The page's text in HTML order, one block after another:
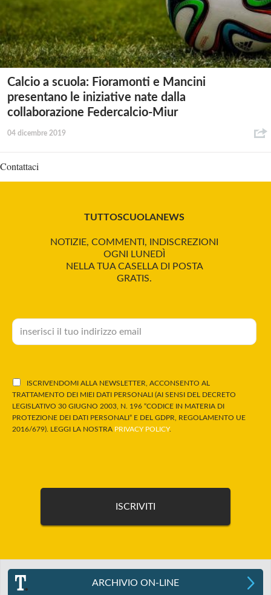
Calcio a scuola: Fioramonti e Mancini
presentano le iniziative nate dalla
collaborazione Federcalcio-Miur
04 dicembre 2019
Contattaci
TUTTOSCUOLANEWS
NOTIZIE, COMMENTI, INDISCREZIONI
OGNI LUNEDÌ
NELLA TUA CASELLA DI POSTA
GRATIS.
ISCRIVENDOMI ALLA NEWSLETTER, ACCONSENTO AL
TRATTAMENTO DEI MIEI DATI PERSONALI (AI SENSI DEL DECRETO
LEGISLATIVO 30 GIUGNO 2003, N. 196 “CODICE IN MATERIA DI
PROTEZIONE DEI DATI PERSONALI” E DEL GDPR, REGOLAMENTO UE
2016/679). LEGGI LA NOSTRA PRIVACY POLICY.
ARCHIVIO ON-LINE